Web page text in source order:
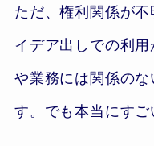
ただ、権利関係が
イデア出しでの利
や業務には関係の
す。でも本当にすご